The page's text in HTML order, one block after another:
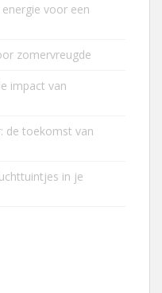
energie voor een
zomervreugde
impact van
de toekomst van
in je